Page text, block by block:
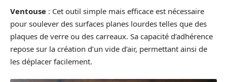
Ventouse : Cet outil simple mais efficace est nécessaire
pour soulever des surfaces planes lourdes telles que des
plaques de verre ou des carreaux. Sa capacité d’adhérence
repose sur la création d’un vide d’air, permettant ainsi de
les déplacer facilement.